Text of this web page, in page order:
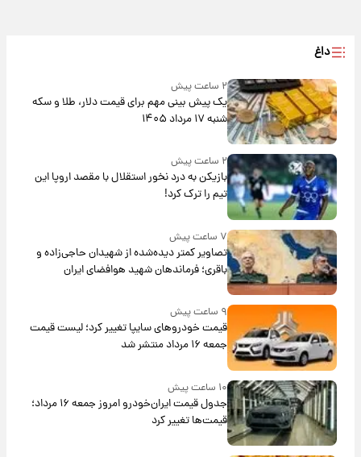
داغ
۲ ساعت پیش
یک پیش ‌بینی مهم برای قیمت دلار، طلا و سکه
شنبه ۱۷ مرداد ۱۴۰۵
۲ ساعت پیش
بازیکن به درد نخور استقلال با مقصد اروپا این
تیم را ترک کرد!
۷ ساعت پیش
تصاویر کمتر دیده‌شده از شهیدان حاجی‌زاده و
باقری؛ فرماندهان شهید هوافضای ایران
۹ ساعت پیش
قیمت خودروهای سایپا تغییر کرد؛ لیست قیمت
جمعه ۱۶ مرداد منتشر شد
۱۰ ساعت پیش
جدول قیمت ایران‌خودرو امروز جمعه ۱۶ مرداد؛
قیمت‌ها تغییر کرد